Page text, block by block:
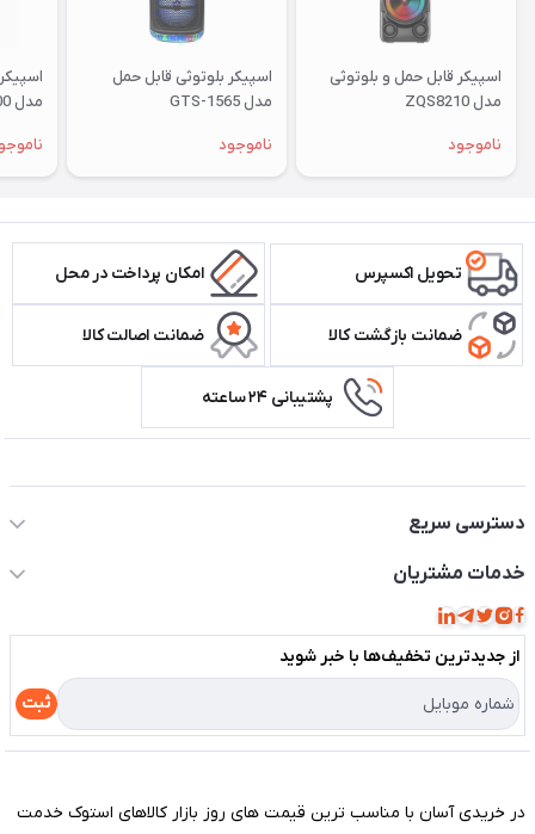
اسپیکر قابل حمل و بلوتوثی
مدل ZQS8210
ناموجود
اسپیکر بلوتوثی قابل حمل
مدل GTS-1565
ناموجود
مدل KTS-1600
تحویل اکسپرس امکان پرداخت در محل
ضمانت بازگشت کالا ضمانت اصالت کالا
پشتیبانی ۲۴ ساعته
دسترسی سریع
حساب کاربری
مجله فروشگاه
لیست محصولات
درباره ما
تماس با ما
خدمات مشتریان
قوانین و مقررات
حریم خصوصی
راهنما
از جدید‌ترین تخفیف‌ها با‌ خبر شوید
ثبت
در خریدی آسان با مناسب ترین قیمت های روز بازار کالاهای استوک خدمت